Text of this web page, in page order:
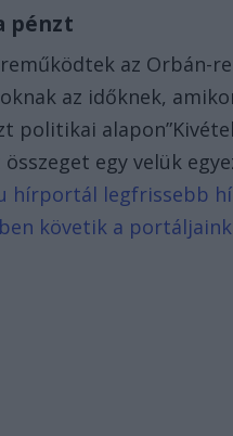
pénzt
az Orbán-
az időknek,
egy velük
hírportál legfrissebb
követik a